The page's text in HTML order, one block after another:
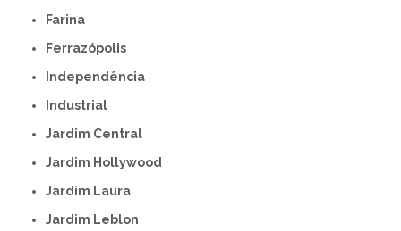
Farina
Ferrazópolis
Independência
Industrial
Jardim Central
Jardim Hollywood
Jardim Laura
Jardim Leblon